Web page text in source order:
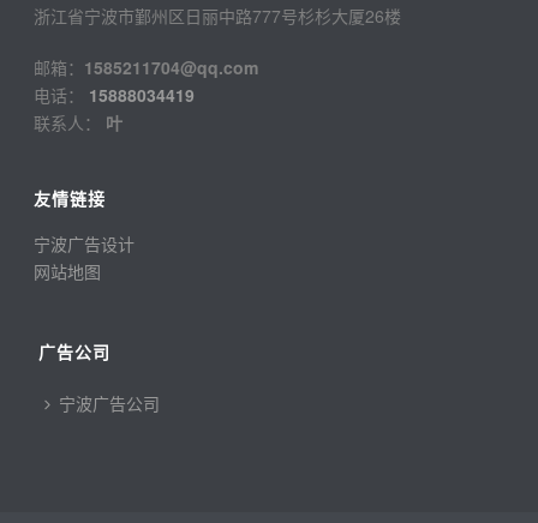
浙江省宁波市鄞州区日丽中路777号杉杉大厦26楼
邮箱： 1585211704@qq.com
电话：
15888034419
联系人： 叶
友情链接
宁波广告设计
网站地图
广告公司
宁波广告公司